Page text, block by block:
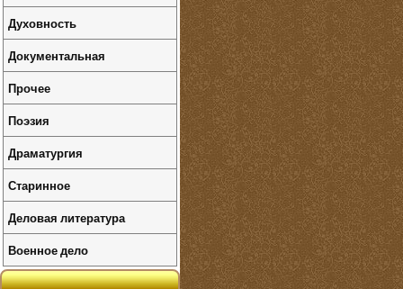
Духовность
Документальная
Прочее
Поэзия
Драматургия
Старинное
Деловая литература
Военное дело